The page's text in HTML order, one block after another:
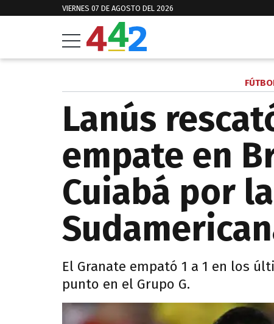
VIERNES 07 DE AGOSTO DEL 2026
Lanús
empate en
Cuiabá por
El Granate empató 1 a 1 en los
punto en el Grupo G.